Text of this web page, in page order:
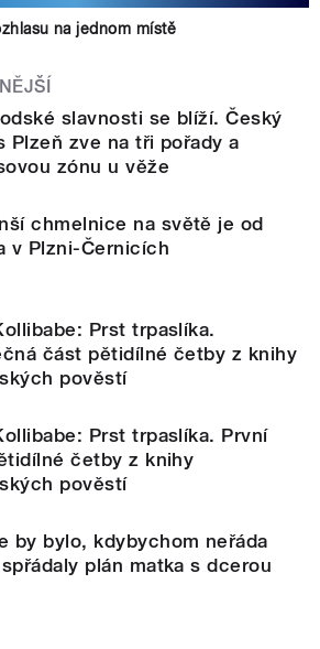
na jednom místě
slavnosti se blíží. Český
Plzeň zve na tři pořady a
zónu u věže
chmelnice na světě je od
v Plzni-Černicích
Prst trpaslíka.
část pětidílné četby z knihy
pověstí
Prst trpaslíka. První
četby z knihy
pověstí
by bylo, kdybychom neřáda
plán matka s dcerou